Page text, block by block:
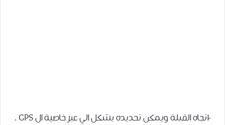
-اتجاه القبلة ويمكن تحديده بشكل الي عبر خاصية ال GPS .